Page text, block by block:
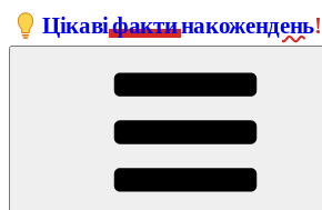
Перейти
до
Цікавіфактинакожендень!